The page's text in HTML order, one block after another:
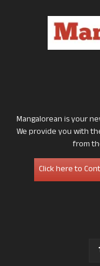
Mangalorean is your
We provide you with
from
Click here to